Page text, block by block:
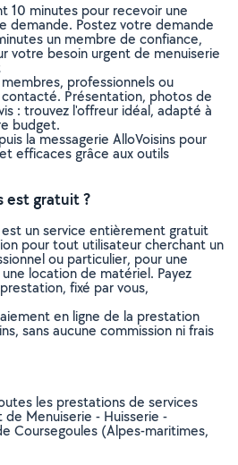
10 minutes pour recevoir une
demande. Postez votre demande
un membre de confiance,
votre besoin urgent de menuiserie
professionnels ou
Présentation, photos de
: trouvez l'offreur idéal, adapté à
budget.
la messagerie AlloVoisins pour
efficaces grâce aux outils
est gratuit ?
un service entièrement gratuit
pour tout utilisateur cherchant un
ou particulier, pour une
location de matériel. Payez
fixé par vous,
en ligne de la prestation
sans aucune commission ni frais
les prestations de services
Menuiserie - Huisserie -
Coursegoules (Alpes-maritimes,